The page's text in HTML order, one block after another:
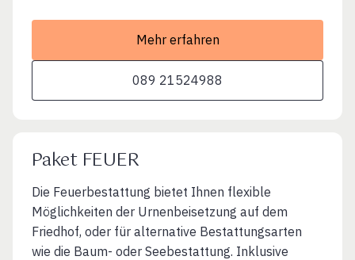
Mehr erfahren
089 21524988
Paket FEUER
Die Feuerbestattung bietet Ihnen flexible
Möglichkeiten der Urnenbeisetzung auf dem
Friedhof, oder für alternative Bestattungsarten
wie die Baum- oder Seebestattung. Inklusive